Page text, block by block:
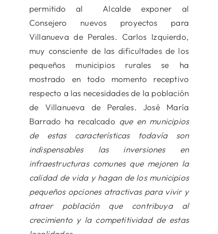
permitido al Alcalde exponer al
Consejero nuevos proyectos para
Villanueva de Perales. Carlos Izquierdo,
muy consciente de las dificultades de los
pequeños municipios rurales se ha
mostrado en todo momento receptivo
respecto a las necesidades de la población
de Villanueva de Perales. José María
Barrado ha recalcado que en municipios
de estas características todavía son
indispensables las inversiones en
infraestructuras comunes que mejoren la
calidad de vida y hagan de los municipios
pequeños opciones atractivas para vivir y
atraer población que contribuya al
crecimiento y la competitividad de estas